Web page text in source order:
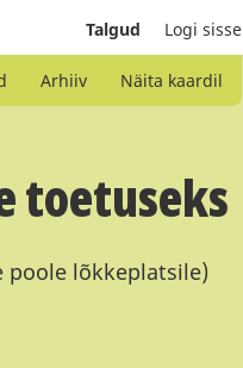
Talgud Logi sisse
Arhiiv Näita kaardil
toetuseks
poole lõkkeplatsile)